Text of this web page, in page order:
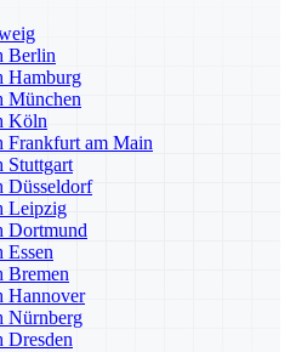
Berlin
Hamburg
München
Köln
Frankfurt am Main
Stuttgart
Düsseldorf
Leipzig
Dortmund
Bremen
Hannover
Nürnberg
Dresden